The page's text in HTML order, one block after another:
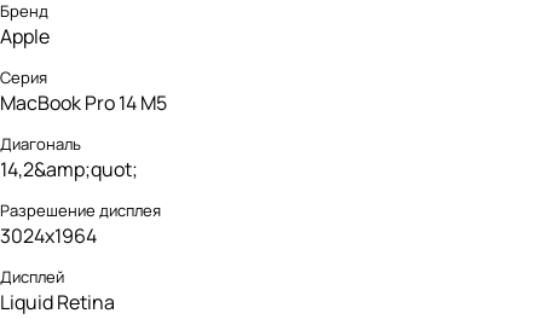
Бренд
Apple
Серия
MacBook Pro 14 M5
Диагональ
14,2&amp;quot;
Разрешение дисплея
3024x1964
Дисплей
Liquid Retina